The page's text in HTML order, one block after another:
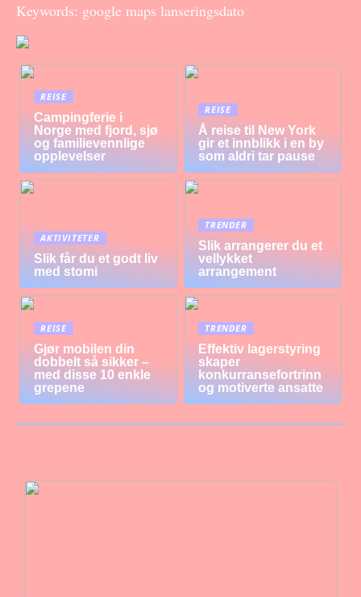
Keywords: google maps lanseringsdato
REISE
Campingferie i
Norge med fjord, sjø
og familievennlige
opplevelser
REISE
Å reise til New York
gir et innblikk i en by
som aldri tar pause
AKTIVITETER
Slik får du et godt liv
med stomi
TRENDER
Slik arrangerer du et
vellykket
arrangement
REISE
Gjør mobilen din
dobbelt så sikker –
med disse 10 enkle
grepene
TRENDER
Effektiv lagerstyring
skaper
konkurransefortrinn
og motiverte ansatte